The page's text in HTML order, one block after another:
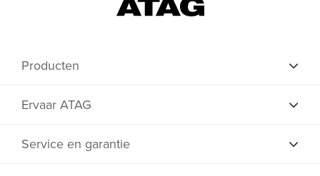
Producten
Ervaar ATAG
Service en garantie